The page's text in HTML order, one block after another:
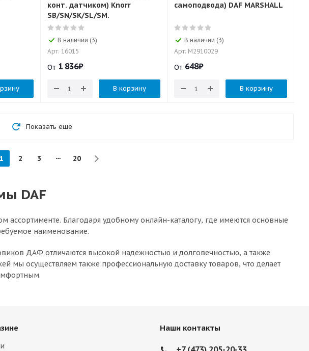
конт. датчиком) Knorr
SB/SN/SK/SL/SM.
В наличии (3)
Арт: 16015
От 1 836₽
В корзину
самоподвода) DAF MARSHALL
В наличии (3)
Арт: M2910029
От 648₽
В корзину
Показать еще
1 2 3 20
DAF
Благодаря удобному онлайн-каталогу, где имеются основные
наименование.
ДАФ отличаются высокой надежностью и долговечностью, а также
мы осуществляем также профессиональную доставку товаров, что делает
Наши контакты